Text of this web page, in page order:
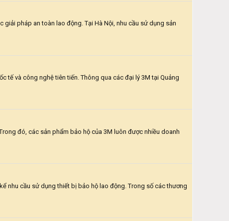
pháp an toàn lao động. Tại Hà Nội, nhu cầu sử dụng sản
tế và công nghệ tiên tiến. Thông qua các đại lý 3M tại Quảng
đó, các sản phẩm bảo hộ của 3M luôn được nhiều doanh
nhu cầu sử dụng thiết bị bảo hộ lao động. Trong số các thương